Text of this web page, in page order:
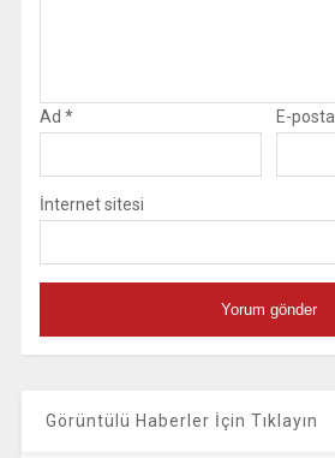
Ad * E-posta
İnternet sitesi
Görüntülü Haberler İçin Tıklayın